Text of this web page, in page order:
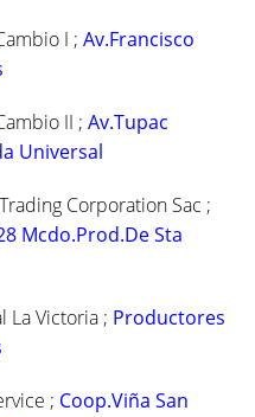
I ;Av.Francisco
II ;Av.Tupac
Universal
Corporation Sac ;
Mcdo.Prod.De Sta
La Victoria ; Productores
; Coop.Viña San